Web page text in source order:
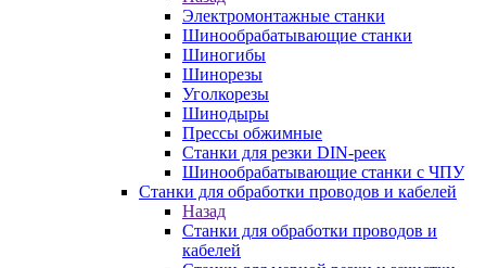
Электромонтажные станки
Шинообрабатывающие станки
Шиногибы
Шинорезы
Уголкорезы
Шинодыры
Прессы обжимные
Станки для резки DIN-реек
Шинообрабатывающие станки с ЧПУ
Станки для обработки проводов и кабелей
Назад
Станки для обработки проводов и
кабелей